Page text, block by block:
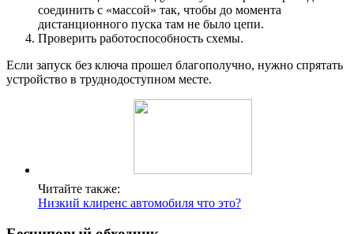
соединить с «массой» так, чтобы до момента
дистанционного пуска там не было цепи.
Проверить работоспособность схемы.
Если запуск без ключа прошел благополучно, нужно спрятать
устройство в труднодоступном месте.
Читайте также:
Низкий клиренс автомобиля что это?